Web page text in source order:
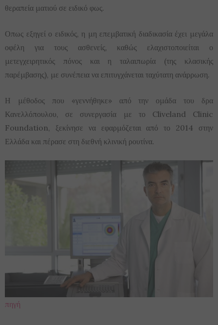
θεραπεία ματιού σε ειδικό φως.
Οπως εξηγεί ο ειδικός, η μη επεμβατική διαδικασία έχει μεγάλα
οφέλη για τους ασθενείς, καθώς ελαχιστοποιείται ο
μετεγχειρητικός πόνος και η ταλαιπωρία (της κλασικής
παρέμβασης), με συνέπεια να επιτυγχάνεται ταχύτατη ανάρρωση.
Η μέθοδος που «γεννήθηκε» από την ομάδα του δρα
Κανελλόπουλου, σε συνεργασία με το Cliveland Clinic
Foundation, ξεκίνησε να εφαρμόζεται από το 2014 στην
Ελλάδα και πέρασε στη διεθνή κλινική ρουτίνα.
πηγή